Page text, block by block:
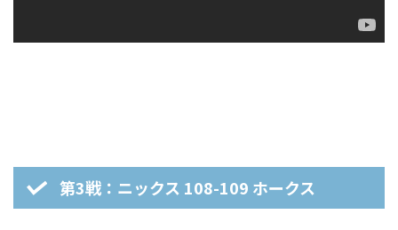
第3戦：ニックス 108-109 ホークス